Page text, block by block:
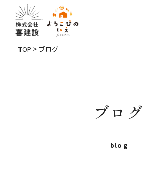
TOP > ブログ
ブログ
blog